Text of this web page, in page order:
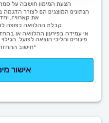
הצעת המימון חושבה על
הנתונים המוצגים הם לצורך הדגמה
את קארוויז,
קבלת ההלוואה כפופה
אי עמידה בפירעון ההלוואה או
פיגורים והליכי הוצאה לפועל. הגילוי
*חישוב
אישור